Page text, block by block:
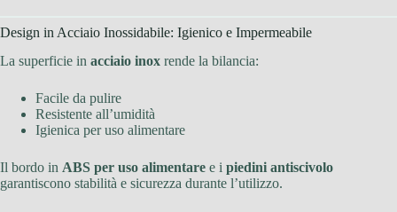
Design in Acciaio Inossidabile: Igienico e Impermeabile
La superficie in acciaio inox rende la bilancia:
Facile da pulire
Resistente all’umidità
Igienica per uso alimentare
Il bordo in ABS per uso alimentare e i piedini antiscivolo
garantiscono stabilità e sicurezza durante l’utilizzo.